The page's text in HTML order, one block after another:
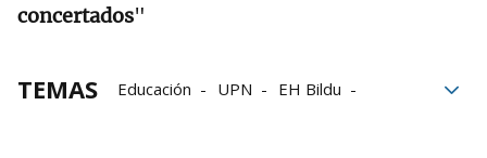
concertados"
TEMAS Educación UPN
EH Bildu